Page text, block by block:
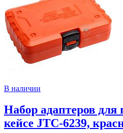
В наличии
Набор адаптеров
кейсе JTC-6239,